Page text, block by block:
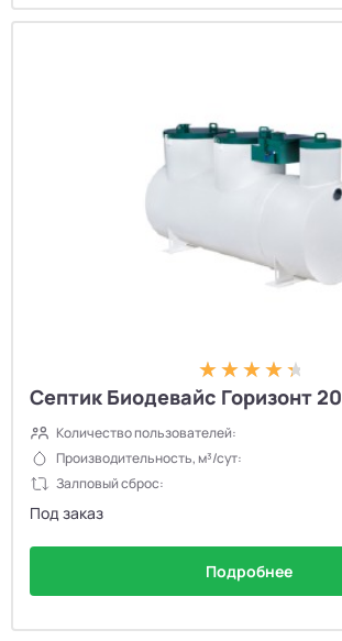
Септик Биодевайс Горизонт 20
Количество пользователей:
Производительность, м³/сут:
Залповый сброс:
Под заказ
Подробнее